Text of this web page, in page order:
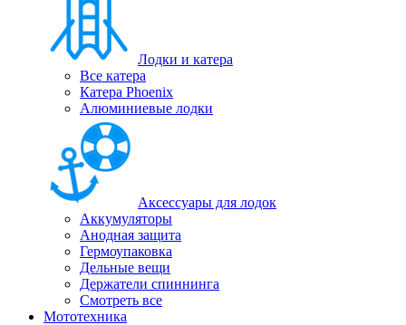
Лодки и катера
Все катера
Катера Phoenix
Алюминиевые лодки
Аксессуары для лодок
Аккумуляторы
Анодная защита
Гермоупаковка
Дельные вещи
Держатели спиннинга
Смотреть все
Мототехника